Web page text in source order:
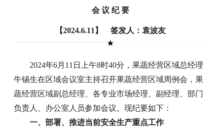
会 议 纪 要
【2024.6.11】 签发人：袁波友
2024年6月11日上午8时40分，果蔬经营区域总经理
牛锡生在区域会议室主持召开果蔬经营区域周例会，果
蔬经营区域副总经理、各专业市场经理、副经理、部门
负责人、办公室人员参加会议。现纪要如下：
一、部署、推进当前安全生产重点工作